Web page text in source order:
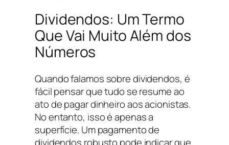
Dividendos: Um Termo
Que Vai Muito Além dos
Números
Quando falamos sobre dividendos, é
fácil pensar que tudo se resume ao
ato de pagar dinheiro aos acionistas.
No entanto, isso é apenas a
superfície. Um pagamento de
dividendos robusto pode indicar que